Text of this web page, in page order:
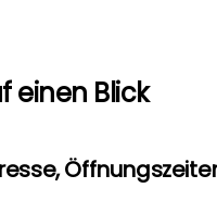
einen Blick